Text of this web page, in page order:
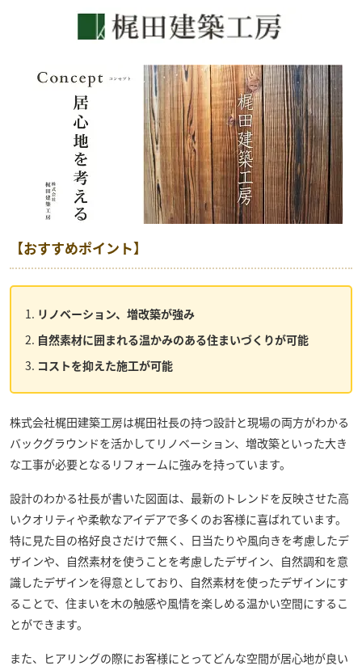
【おすすめポイント】
リノベーション、増改築が強み
自然素材に囲まれる温かみのある住まいづくりが可能
コストを抑えた施工が可能
株式会社梶田建築工房は梶田社長の持つ設計と現場の両方がわかる
バックグラウンドを活かしてリノベーション、増改築といった大き
な工事が必要となるリフォームに強みを持っています。
設計のわかる社長が書いた図面は、最新のトレンドを反映させた高
いクオリティや柔軟なアイデアで多くのお客様に喜ばれています。
特に見た目の格好良さだけで無く、日当たりや風向きを考慮したデ
ザインや、自然素材を使うことを考慮したデザイン、自然調和を意
識したデザインを得意としており、自然素材を使ったデザインにす
ることで、住まいを木の触感や風情を楽しめる温かい空間にするこ
とができます。
また、ヒアリングの際にお客様にとってどんな空間が居心地が良い